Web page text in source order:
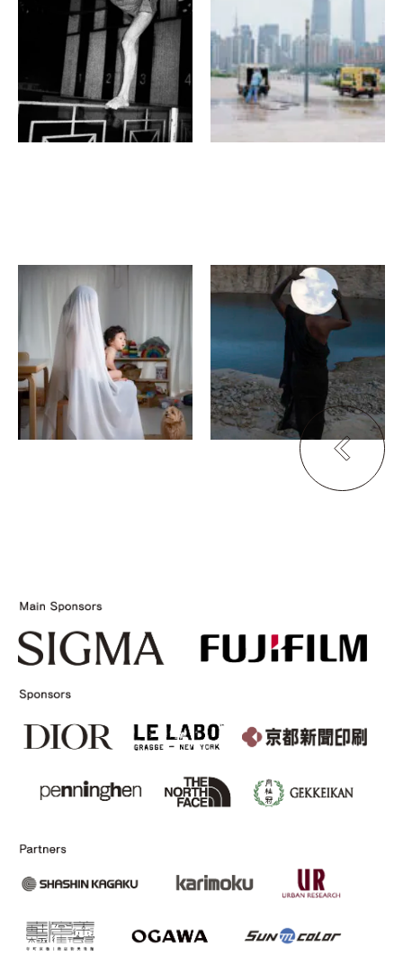
ソリッド・メイズ
くろちく万蔵ビル
浦江
くろちく万蔵ビル
Behind Motherhood
くろちく万蔵ビル
スリダー・バラシュブラマニ
ヤム
マナルスザル（砂の旅）
くろちく万蔵ビル